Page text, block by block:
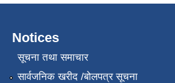
Notices
सूचना तथा समाचार
सार्वजनिक खरीद /बोलपत्र सूचना